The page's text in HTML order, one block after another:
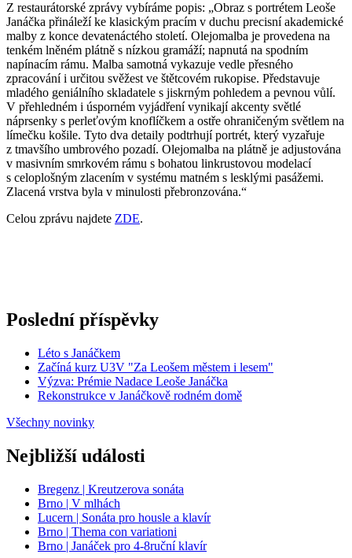
Z restaurátorské zprávy vybíráme popis: „Obraz s portrétem Leoše
Janáčka přináleží ke klasickým pracím v duchu precisní akademické
malby z konce devatenáctého století. Olejomalba je provedena na
tenkém lněném plátně s nízkou gramáží; napnutá na spodním
napínacím rámu. Malba samotná vykazuje vedle přesného
zpracování i určitou svěžest ve štětcovém rukopise. Představuje
mladého geniálního skladatele s jiskrným pohledem a pevnou vůlí.
V přehledném i úsporném vyjádření vynikají akcenty světlé
náprsenky s perleťovým knoflíčkem a ostře ohraničeným světlem na
límečku košile. Tyto dva detaily podtrhují portrét, který vyzařuje
z tmavšího umbrového pozadí. Olejomalba na plátně je adjustována
v masivním smrkovém rámu s bohatou linkrustovou modelací
s celoplošným zlacením v systému matném s lesklými pasážemi.
Zlacená vrstva byla v minulosti přebronzována.“
Celou zprávu najdete ZDE.
Poslední příspěvky
Léto s Janáčkem
Začíná kurz U3V "Za Leošem městem i lesem"
Výzva: Prémie Nadace Leoše Janáčka
Rekonstrukce v Janáčkově rodném domě
Všechny novinky
Nejbližší události
Bregenz | Kreutzerova sonáta
Brno | V mlhách
Lucern | Sonáta pro housle a klavír
Brno | Thema con variationi
Brno | Janáček pro 4-8ruční klavír